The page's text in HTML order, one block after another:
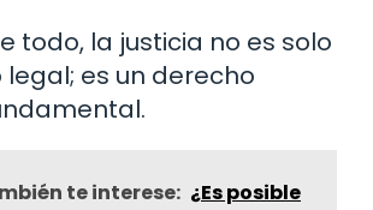
todo, la justicia no es solo
es un derecho
te interese: ¿Es posible